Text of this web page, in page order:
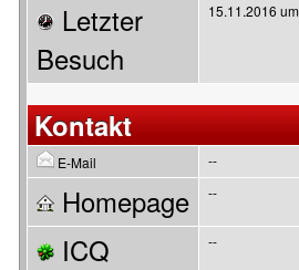
Letzter
Besuch
15.11.2016
Kontakt
E-Mail --
Homepage --
ICQ --